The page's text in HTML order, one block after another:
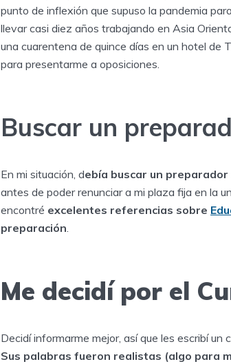
punto de inflexión que supuso la pandemia
llevar casi diez años trabajando en Asia
una cuarentena de quince días en un hotel de
para presentarme a oposiciones.
Buscar un
En mi situación, debía buscar un preparador
antes de poder renunciar a mi plaza fija en la
encontré excelentes referencias sobre
preparación
Me decidí por el
Decidí informarme mejor, así que les escribí
Sus palabras fueron realistas (algo para